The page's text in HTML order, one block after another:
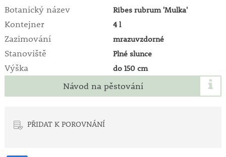
Botanický název Ribes rubrum 'Mulka'
Kontejner 4 l
Zazimování mrazuvzdorné
Stanoviště Plné slunce
Výška do 150 cm
Návod na pěstování
PŘIDAT K POROVNÁNÍ